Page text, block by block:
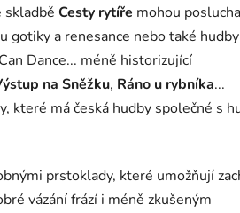
skladbě Cesty rytíře mohou
gotiky a renesance nebo také hudby
Dance... méně historizující
na Sněžku, Ráno u rybníka...
které má česká hudby společné s
prstoklady, které umožňují
vázání frází i méně zkušeným